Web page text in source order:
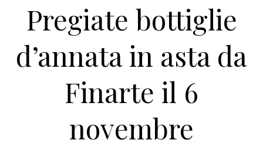
Pregiate bottiglie
d’annata in asta da
Finarte il 6
novembre